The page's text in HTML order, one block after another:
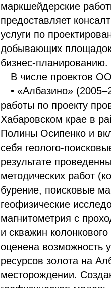
маркшейдерские
предоставляет
услуги по
добывающих
бизнес-планированию.
В числе проектов
• «Албазино»
работы по проекту
Хабаровском крае в
Полины Осипенко и
себя геолого-
результате
методических работ
бурение, поисковые
геофизические
магнитометрия с
и скважин
оценена возможность
ресурсов золота на
месторождении.